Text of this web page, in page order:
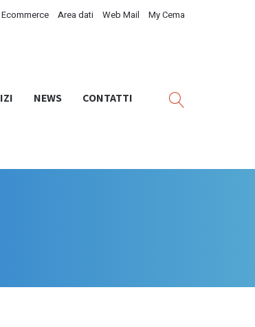
Ecommerce Area dati Web Mail My Cema
NEWS CONTATTI